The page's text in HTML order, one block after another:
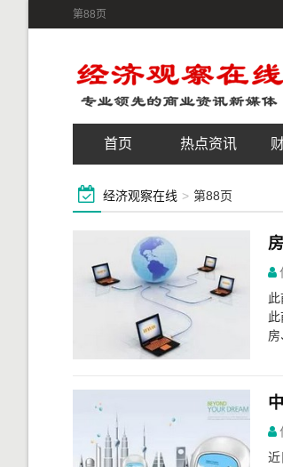
第88页
首页 热点资讯
经济观察在线 > 第88页
近